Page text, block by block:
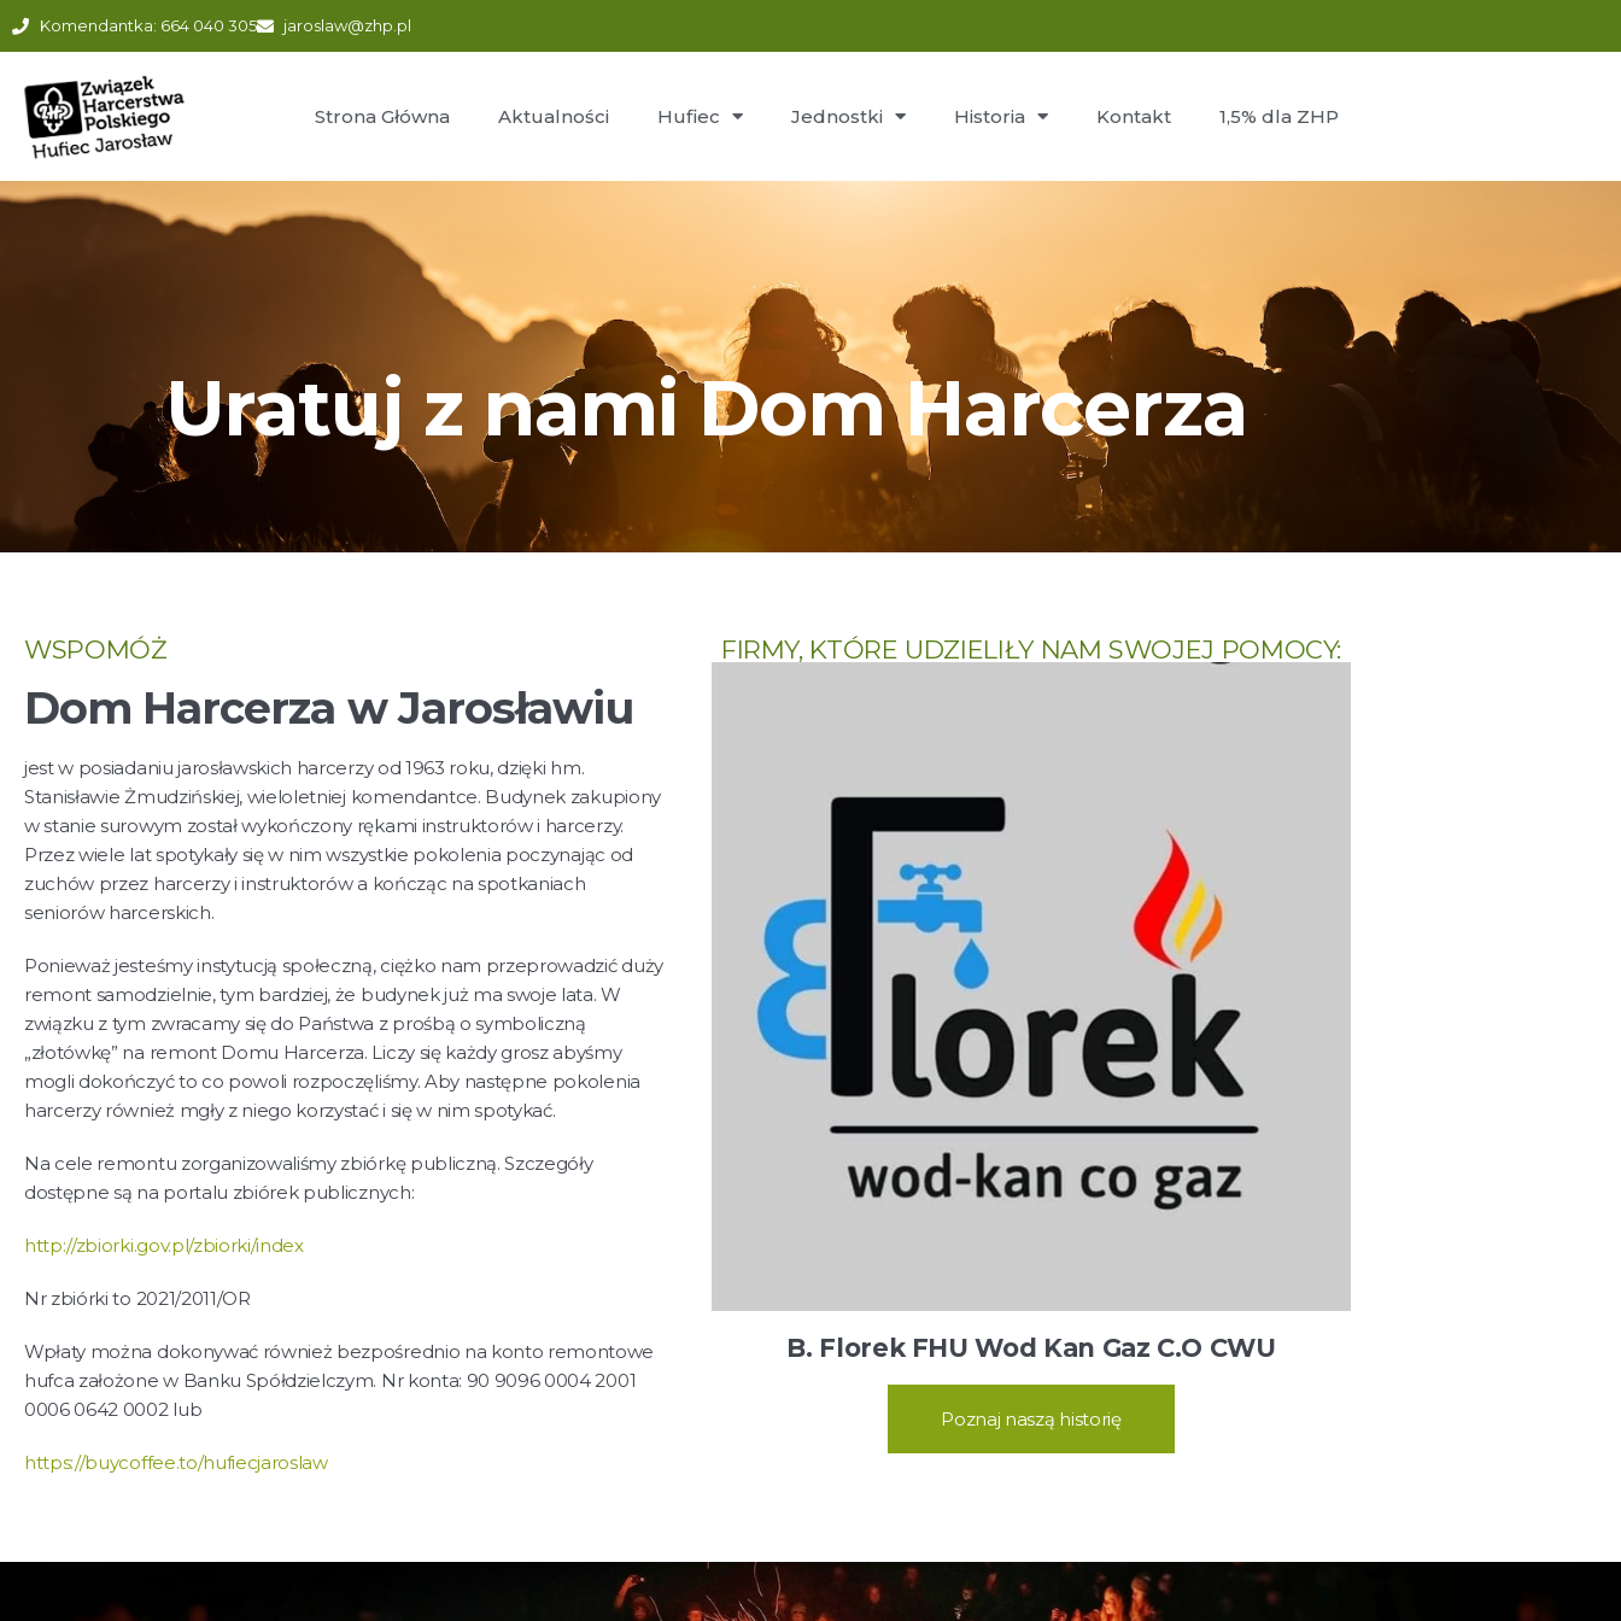
Komendantka: 664 040 305 jaroslaw@zhp.pl
Strona Główna Aktualności Hufiec Jednostki Historia Kontakt 1,5% dla ZHP
Uratuj z nami Dom Harcerza
WSPOMÓŻ
Dom Harcerza w Jarosławiu
jest w posiadaniu jarosławskich harcerzy od 1963 roku, dzięki hm.
Stanisławie Żmudzińskiej, wieloletniej komendantce. Budynek zakupiony
w stanie surowym został wykończony rękami instruktorów i harcerzy.
Przez wiele lat spotykały się w nim wszystkie pokolenia poczynając od
zuchów przez harcerzy i instruktorów a kończąc na spotkaniach
seniorów harcerskich.
Ponieważ jesteśmy instytucją społeczną, ciężko nam przeprowadzić duży
remont samodzielnie, tym bardziej, że budynek już ma swoje lata. W
związku z tym zwracamy się do Państwa z prośbą o symboliczną
„złotówkę” na remont Domu Harcerza. Liczy się każdy grosz abyśmy
mogli dokończyć to co powoli rozpoczęliśmy. Aby następne pokolenia
harcerzy również mgły z niego korzystać i się w nim spotykać.
Na cele remontu zorganizowaliśmy zbiórkę publiczną. Szczegóły
dostępne są na portalu zbiórek publicznych:
http://zbiorki.gov.pl/zbiorki/index
Nr zbiórki to 2021/2011/OR
Wpłaty można dokonywać również bezpośrednio na konto remontowe
hufca założone w Banku Spółdzielczym. Nr konta: 90 9096 0004 2001
0006 0642 0002 lub
https://buycoffee.to/hufiecjaroslaw
FIRMY, KTÓRE UDZIELIŁY NAM SWOJEJ POMOCY:
B. Florek FHU Wod Kan Gaz C.O CWU
Poznaj naszą historię